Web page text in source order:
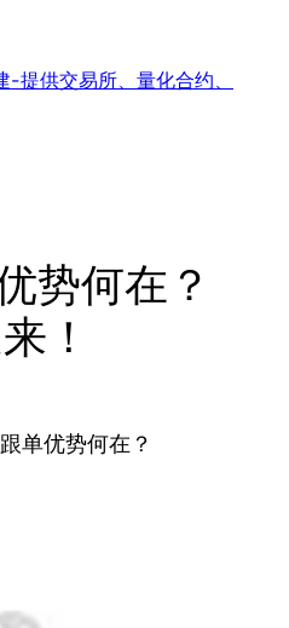
提供交易所、量化合约、
势何在？
！
单优势何在？